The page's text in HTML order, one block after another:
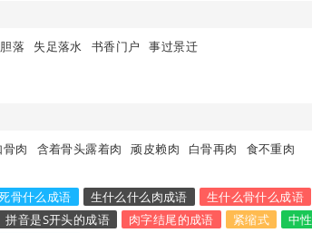
落 失足落水 书香门户
事过景迁
肉 含着骨头露着肉 顽皮赖肉 白骨再肉 食不重肉
骨什么成语 生什么什么肉成语
生什么骨什么成语
拼音是S开头的成语 肉字结尾的成语 紧缩式 中性